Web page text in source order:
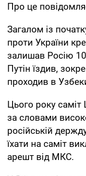
Про це
Загалом із
проти України
залишав Росію
Путін їздив,
проходив в
Цього року саміт
за словами
російській
їхати на саміт
арешт від МКС.